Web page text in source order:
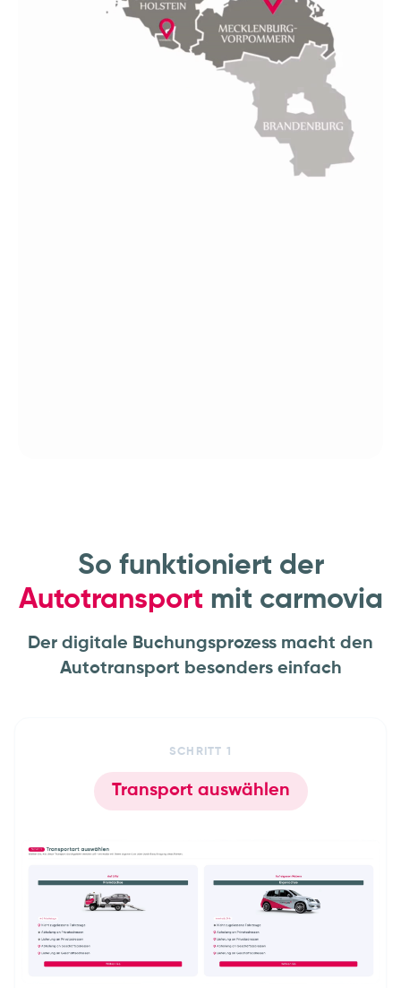
So funktioniert der
Autotransport mit carmovia
Der digitale Buchungsprozess macht den
Autotransport besonders einfach
SCHRITT 1
Transport auswählen